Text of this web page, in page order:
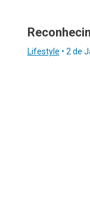
Lifestyle • 2 de